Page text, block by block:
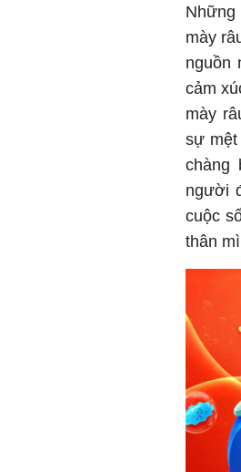
Những
mày
nguồn
cảm
mày
sự
chàng
người
cuộc
thân